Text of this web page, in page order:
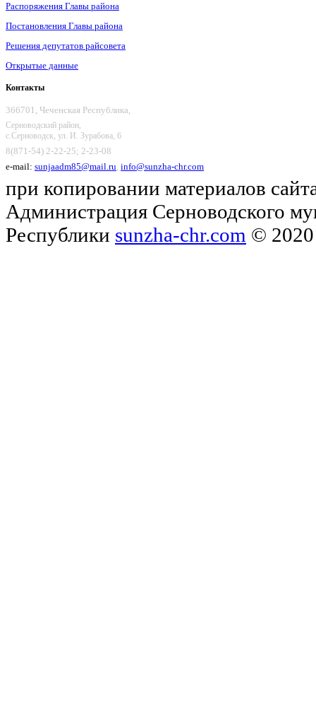
Распоряжения Главы района
Постановления Главы района
Решения депутатов райсовета
Открытые данные
Контакты
366701, Чеченская Республика,
Серноводский район,
с.Серноводск, ул. И. Зурабова, 6
8(871-54) 2-22-25; 2-23-08
e-mail: sunjaadm85@mail.ru, info@sunzha-chr.com
при копировании материалов
Администрация Серноводского
Республики sunzha-chr.com © 2020